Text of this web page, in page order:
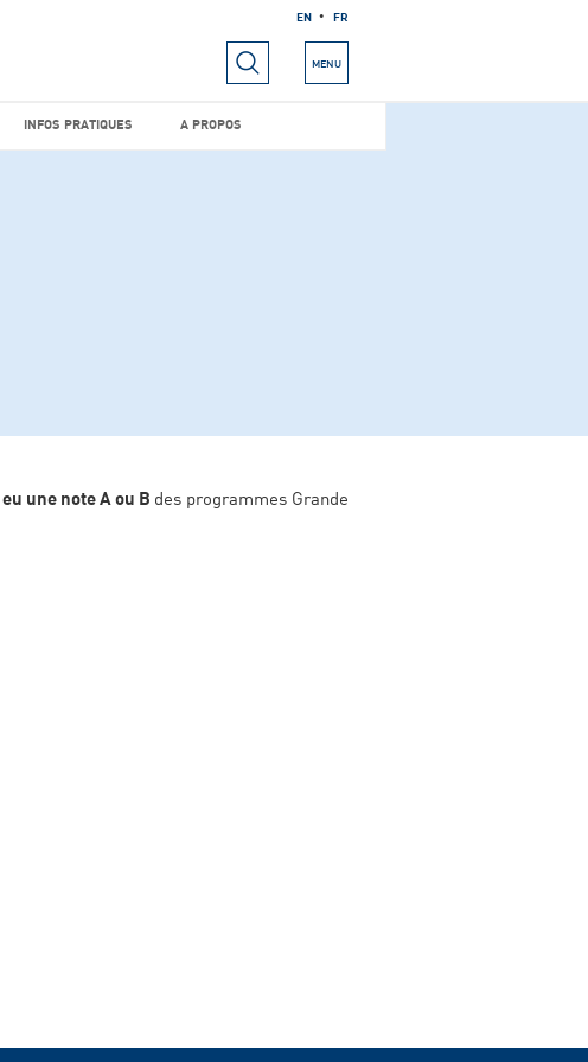
EN FR
MENU
INFOS PRATIQUES
INFOS PRATIQUES A PROPOS
une note A ou B des programmes Grande